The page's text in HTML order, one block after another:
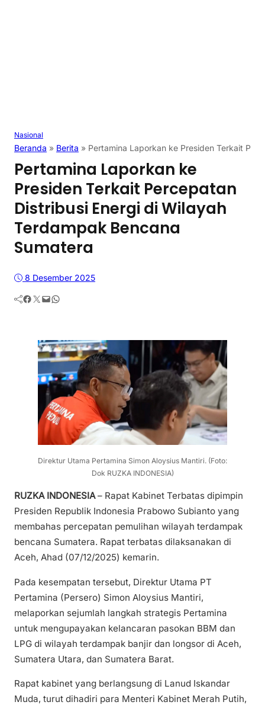
Nasional
Beranda » Berita » Pertamina Laporkan ke Presiden Terkait
Pertamina Laporkan ke
Presiden Terkait Percepatan
Distribusi Energi di Wilayah
Terdampak Bencana
Sumatera
8 Desember 2025
Facebook Twitter Mail WhatsApp
Direktur Utama Pertamina Simon Aloysius Mantiri. (Foto:
Dok RUZKA INDONESIA)
RUZKA INDONESIA– Rapat Kabinet Terbatas dipimpin
Presiden Republik Indonesia Prabowo Subianto yang
membahas percepatan pemulihan wilayah terdampak
bencana Sumatera. Rapat terbatas dilaksanakan di
Aceh, Ahad (07/12/2025) kemarin.
Pada kesempatan tersebut, Direktur Utama PT
Pertamina (Persero) Simon Aloysius Mantiri,
melaporkan sejumlah langkah strategis Pertamina
untuk mengupayakan kelancaran pasokan BBM dan
LPG di wilayah terdampak banjir dan longsor di Aceh,
Sumatera Utara, dan Sumatera Barat.
Rapat kabinet yang berlangsung di Lanud Iskandar
Muda, turut dihadiri para Menteri Kabinet Merah Putih,